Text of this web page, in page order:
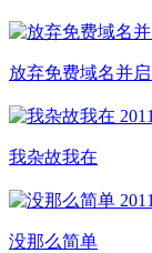
放弃免费域名并
我杂故我在
没那么简单